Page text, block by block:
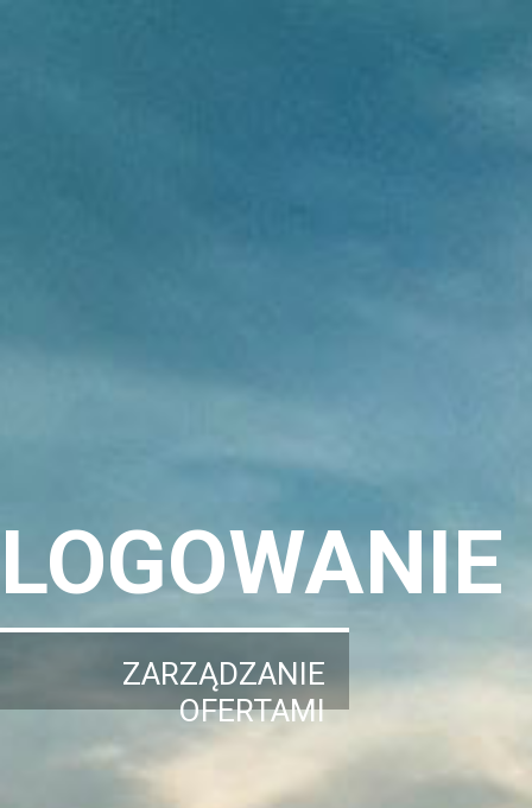
LOGOWANIE
ZARZĄDZANIE
OFERTAMI